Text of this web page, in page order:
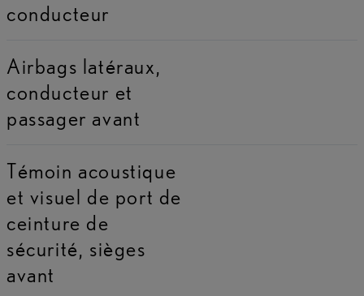
conducteur
Airbags latéraux,
conducteur et
passager avant
Témoin acoustique
et visuel de port de
ceinture de
sécurité, sièges
avant